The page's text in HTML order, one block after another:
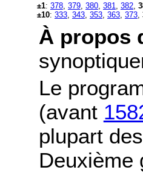
±1: 378 379 380 381 382
±10: 333 343 353 363 373
À propos
Le
(avant
plupart
Deuxième